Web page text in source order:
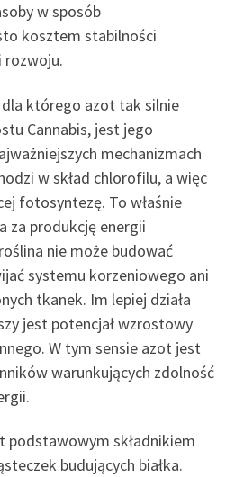
w sposób
kosztem stabilności
którego azot tak silnie
Cannabis, jest jego
mechanizmach
w skład chlorofilu, a więc
fotosyntezę. To właśnie
za produkcję energii
nie może budować
systemu korzeniowego ani
tkanek. Im lepiej działa
jest potencjał wzrostowy
W tym sensie azot jest
warunkujących zdolność
podstawowym składnikiem
budujących białka.